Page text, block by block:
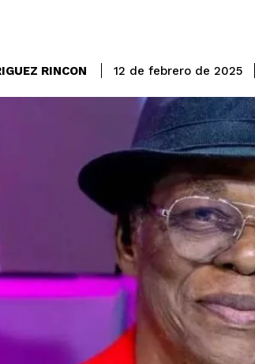
RINCON 12 de febrero de 2025